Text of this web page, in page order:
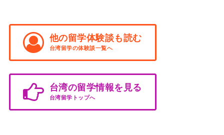
他の留学体験談も読む
台湾留学の体験談一覧へ
台湾の留学情報を見る
台湾留学トップへ